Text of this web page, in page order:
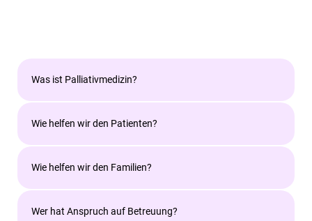
Was ist Palliativmedizin?
Wie helfen wir den Patienten?
Wie helfen wir den Familien?
Wer hat Anspruch auf Betreuung?